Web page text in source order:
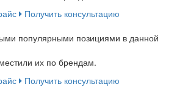
Получить консультацию
популярными позициями в данной
их по брендам.
Получить консультацию